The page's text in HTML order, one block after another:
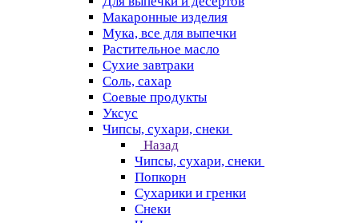
Макаронные изделия
Мука, все для выпечки
Растительное масло
Сухие завтраки
Соль, сахар
Соевые продукты
Уксус
Чипсы, сухари, снеки
Назад
Чипсы, сухари, снеки
Попкорн
Сухарики и гренки
Снеки